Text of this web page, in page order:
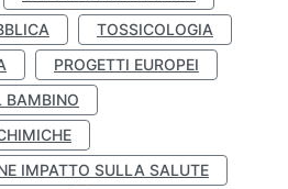
TOSSICOLOGIA
PROGETTI EUROPEI
BAMBINO
IMPATTO SULLA SALUTE